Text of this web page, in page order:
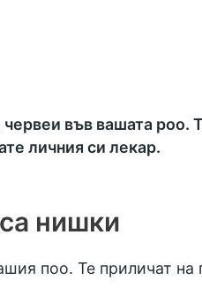
във вашата poo.
личния си лекар.
нишки
поо. Те приличат на